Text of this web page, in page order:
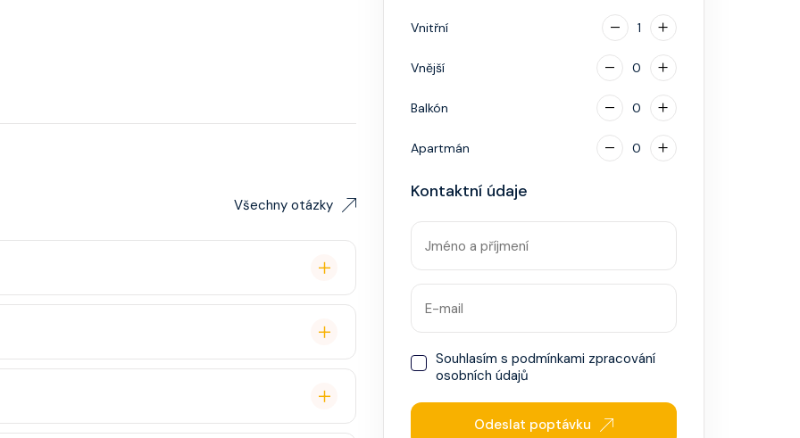
Všechny otázky
Vnitřní 1
Vnější 0
Balkón 0
Apartmán 0
Kontaktní údaje
Souhlasím spodmínkami zpracování
osobních údajů
Odeslat poptávku